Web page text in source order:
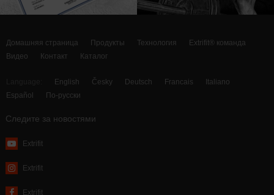
Домашняя страница Продукты Технология
Extrifit® команда
Видео
Контакт Каталог
English Česky Deutsch Francais
Italiano
Español
По-русски
Следите за новостями
Extrifit
Extrifit
Extrifit